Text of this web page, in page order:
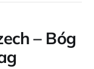
– Bóg